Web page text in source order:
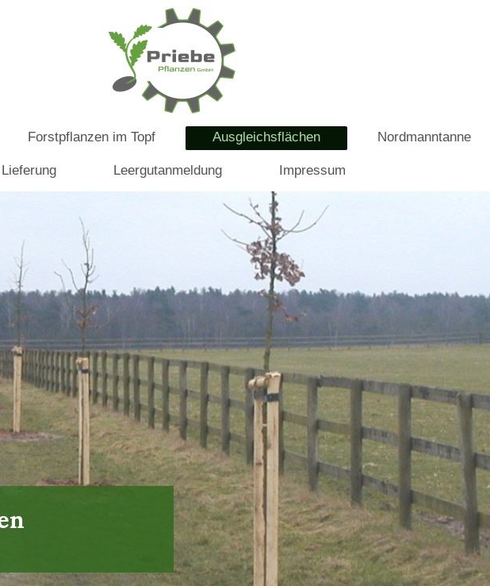
Forstpflanzen im Topf Ausgleichsflächen Nordmanntanne
Lieferung Leergutanmeldung Impressum